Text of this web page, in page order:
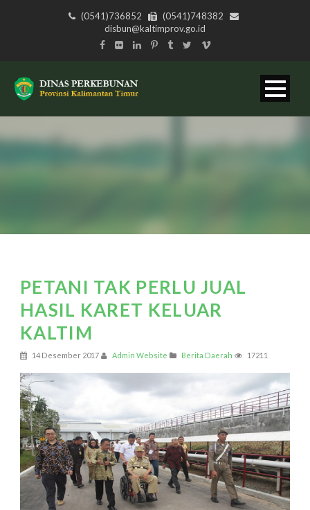
(0541)736852
(0541)748382
disbun@kaltimprov.go.id
PETANI TAK PERLU JUAL
HASIL KARET KELUAR
KALTIM
14 Desember 2017 Admin Website Berita Daerah 17211